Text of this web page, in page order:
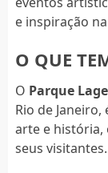
e inspiração
O QUE
O Parque Lage
Rio de
arte e história,
seus visitantes.